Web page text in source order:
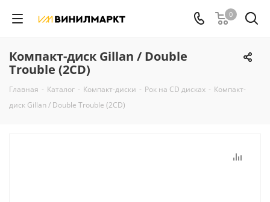
0
Компакт-диск Gillan / Double
Trouble (2CD)
Главная - Каталог - Компакт-диски - Рок на CD дисках - Компакт-
диск Gillan / Double Trouble (2CD)